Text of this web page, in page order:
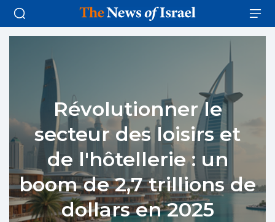
Révolutionner le
secteur des loisirs et
de l'hôtellerie : un
boom de 2,7 trillions de
dollars en 2025